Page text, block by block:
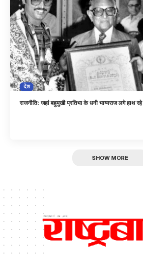
देश
राजनीति: जहां बहुमुखी प्रतिभा के धनी भाग्यराज लगे हाथ रहे
SHOW MORE